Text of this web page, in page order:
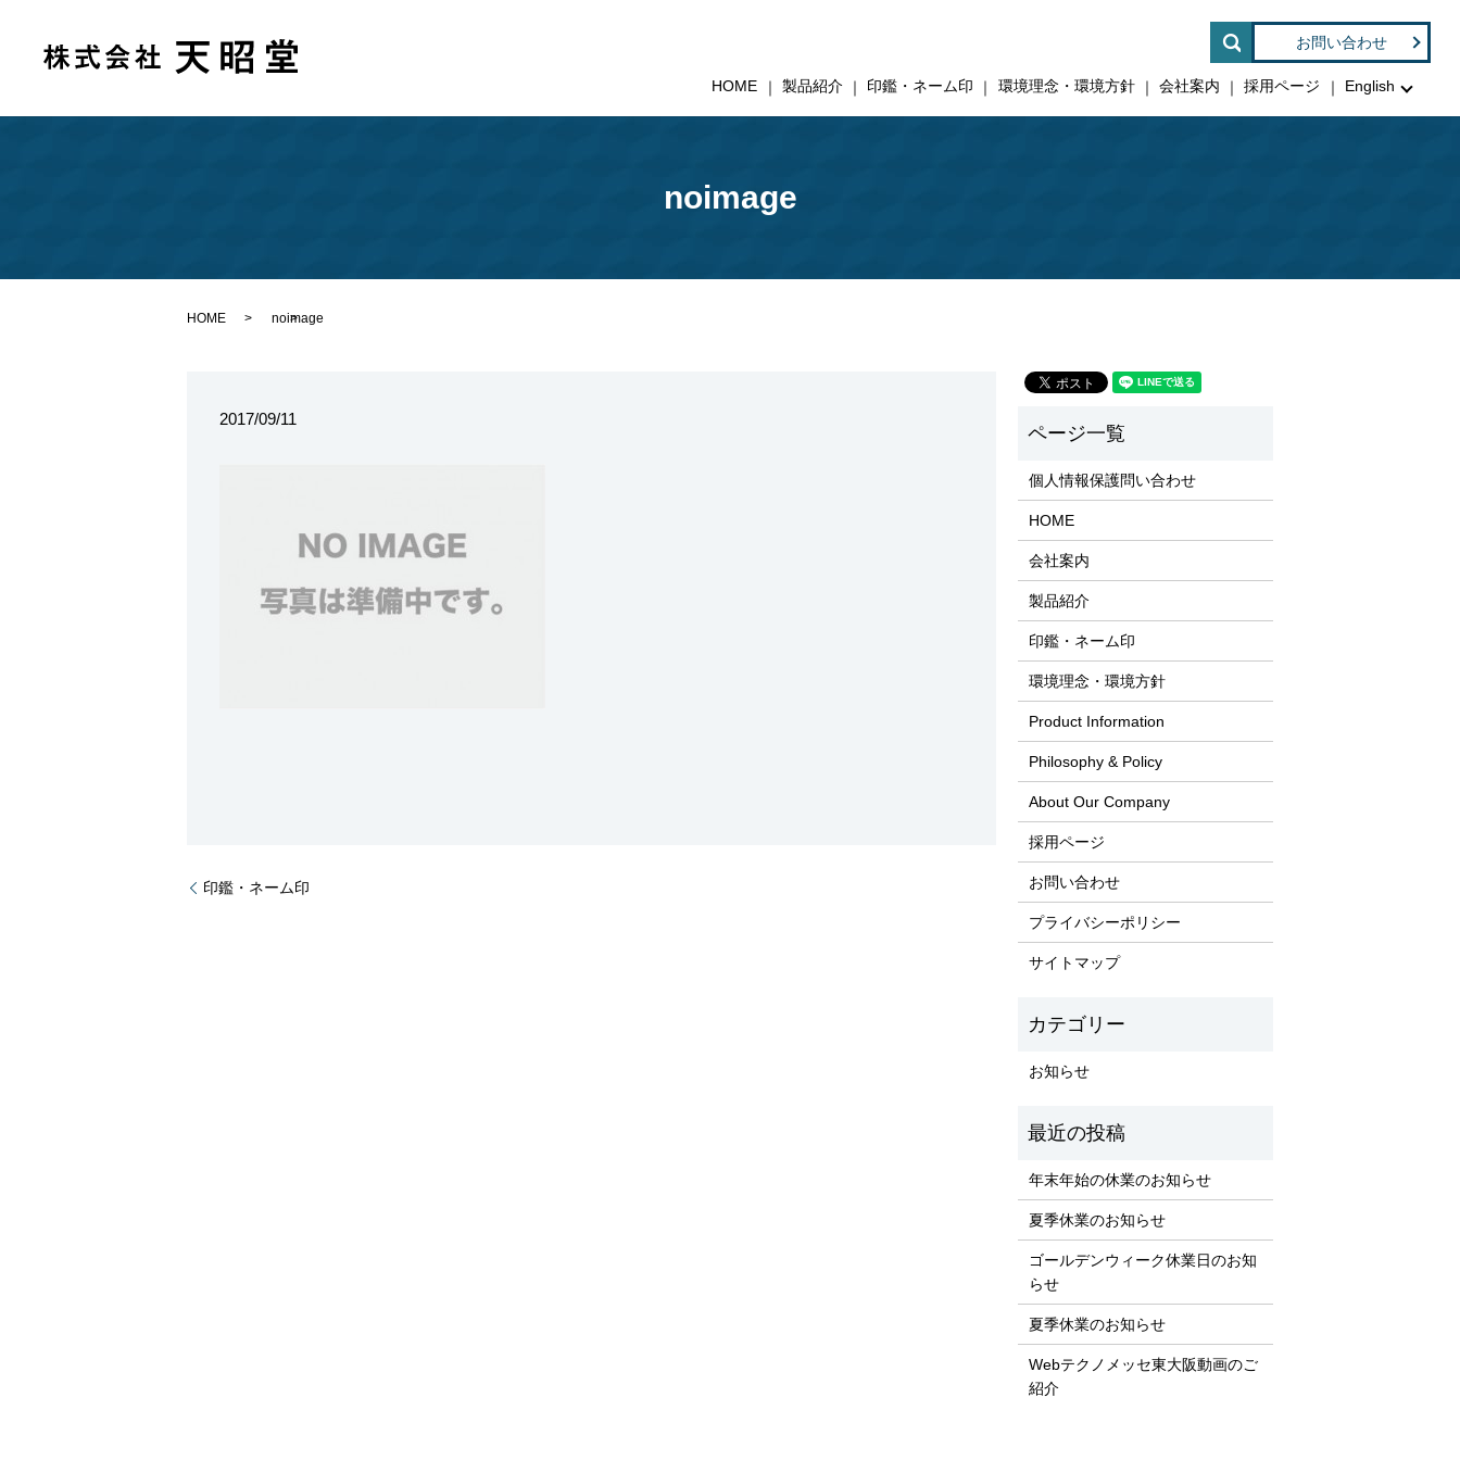
お問い合わせ
HOME 製品紹介 印鑑・ネーム印 環境理念・環境方針 会社案内 採用ページ English
search
noimage
HOME noimage
2017/09/11
印鑑・ネーム印
個人情報保護問い合わせ
HOME
会社案内
製品紹介
印鑑・ネーム印
環境理念・環境方針
Product Information
Philosophy & Policy
About Our Company
採用ページ
お問い合わせ
プライバシーポリシー
サイトマップ
お知らせ
年末年始の休業のお知らせ
夏季休業のお知らせ
ゴールデンウィーク休業日のお知
らせ
夏季休業のお知らせ
Webテクノメッセ東大阪動画のご
紹介